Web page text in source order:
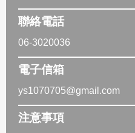
聯絡電話
06-3020036
電子信箱
ys1070705@gmail.com
注意事項